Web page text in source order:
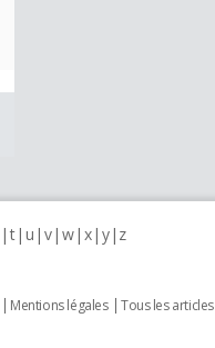
t u v w x y z
Mentions légales Tous les articles